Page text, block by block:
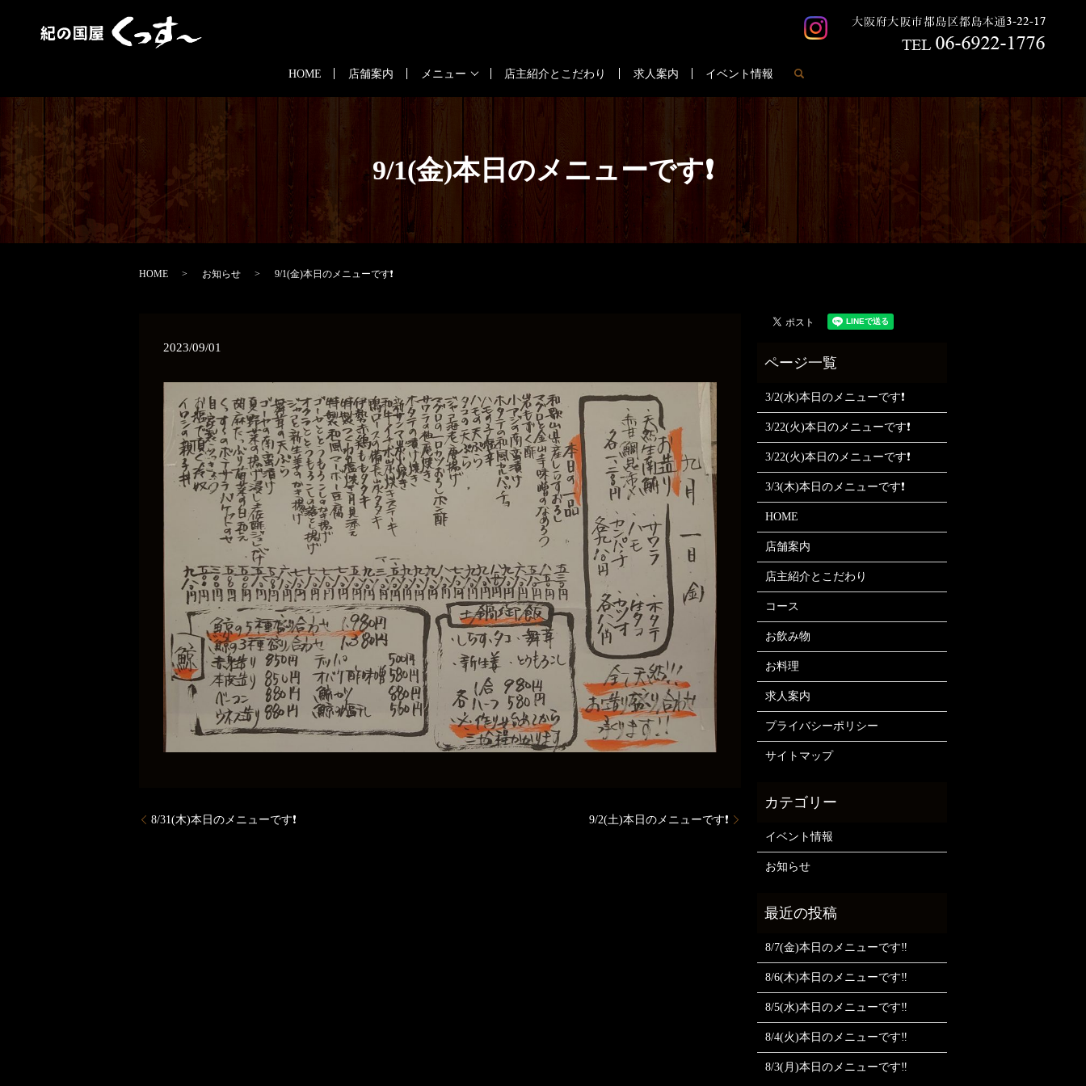
HOME 店舗案内 メニュー 店主紹介とこだわり 求人案内 イベント情報
9/1(金)本日のメニューです❗
HOME お知らせ 9/1(金)本日のメニューです❗
2023/09/01
8/31(木)本日のメニューです❗ 9/2(土)本日のメニューです❗
3/2(水)本日のメニューです❗
3/22(火)本日のメニューです❗
3/22(火)本日のメニューです❗
3/3(木)本日のメニューです❗
HOME
店舗案内
店主紹介とこだわり
コース
お飲み物
お料理
求人案内
プライバシーポリシー
サイトマップ
イベント情報
お知らせ
8/7(金)本日のメニューです‼️
8/6(木)本日のメニューです‼️
8/5(水)本日のメニューです‼️
8/4(火)本日のメニューです‼️
8/3(月)本日のメニューです‼️